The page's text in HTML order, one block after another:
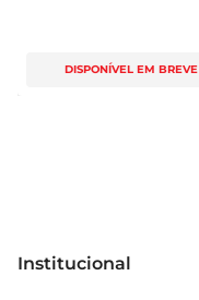
DISPONÍVEL EM BREVE
Institucional